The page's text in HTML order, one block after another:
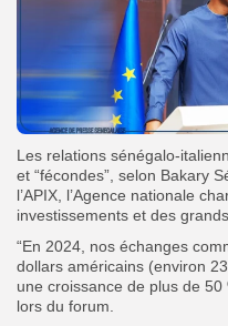
Les relations sénégalo-
et “fécondes”, selon Bakary
l’APIX, l’Agence nationale
investissements et des
“En 2024, nos échanges
dollars américains (environ
une croissance de plus de
lors du forum.